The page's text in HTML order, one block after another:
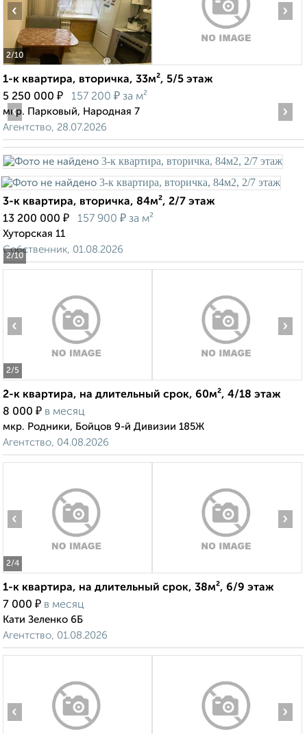
2/10
‹ ›
1-к квартира, вторичка, 33м², 5/5 этаж
5 250 000 ₽ 157 200 ₽ за м²
мкр. Парковый, Народная 7
Агентство, 28.07.2026
2/10
‹ ›
3-к квартира, вторичка, 84м², 2/7 этаж
13 200 000 ₽ 157 900 ₽ за м²
Хуторская 11
Собственник, 01.08.2026
2/5
‹ ›
2-к квартира, на длительный срок, 60м², 4/18 этаж
8 000 ₽ в месяц
мкр. Родники, Бойцов 9-й Дивизии 185Ж
Агентство, 04.08.2026
2/4
‹ ›
1-к квартира, на длительный срок, 38м², 6/9 этаж
7 000 ₽ в месяц
Кати Зеленко 6Б
Агентство, 01.08.2026
‹ ›